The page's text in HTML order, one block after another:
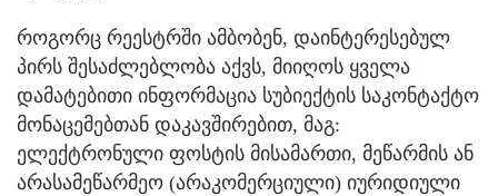
როგორც რეესტრში ამბობენ, დაინტერესებულ
პირს შესაძლებლობა აქვს, მიიღოს ყველა
დამატებითი ინფორმაცია სუბიექტის საკონტაქტო
მონაცემებთან დაკავშირებით, მაგ:
ელექტრონული ფოსტის მისამართი, მეწარმის ან
არასამეწარმეო (არაკომერციული) იურიდიული